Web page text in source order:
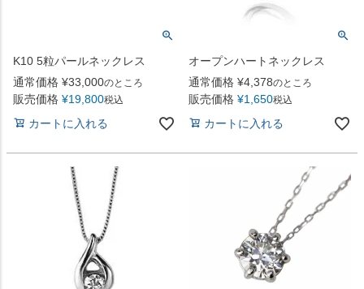
K10 5粒パールネックレス
通常価格 ¥33,000のところ
販売価格 ¥19,800税込
カートに入れる
オープンハートネックレス
通常価格 ¥4,378のところ
販売価格 ¥1,650税込
カートに入れる